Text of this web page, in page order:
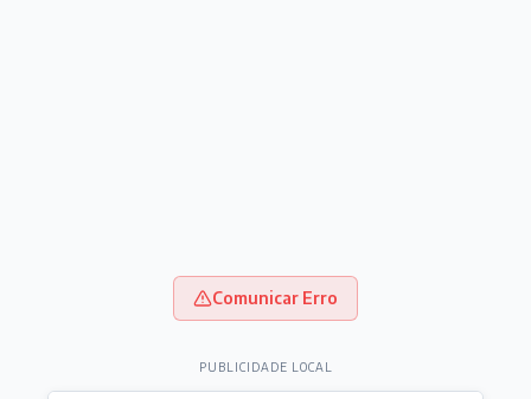
Comunicar Erro
PUBLICIDADE LOCAL